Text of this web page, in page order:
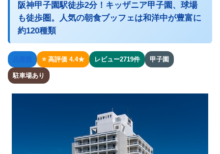
阪神甲子園駅徒歩2分！キッザニア甲子園、球場
も徒歩圏。人気の朝食ブッフェは和洋中が豊富に
約120種類
⭐ 高評価 4.4★ レビュー2719件 甲子園
駐車場あり